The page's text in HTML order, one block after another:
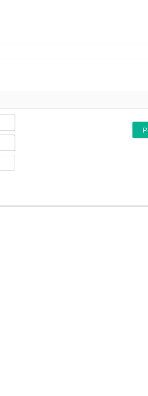
Name*
Email*